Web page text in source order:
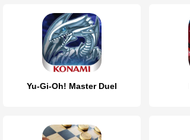
Yu-Gi-Oh! Master Duel